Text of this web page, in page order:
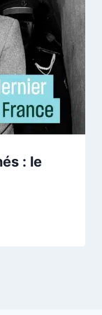
: le